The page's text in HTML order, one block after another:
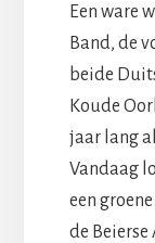
Een ware
Band, de
beide
Koude
jaar lang
Vandaag
een
de Beierse